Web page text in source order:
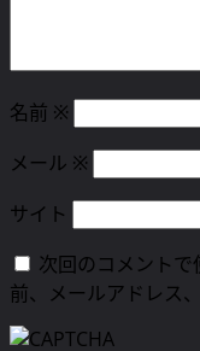
名前 ※
メール ※
サイト
次回のコメント
前、メールアドレス